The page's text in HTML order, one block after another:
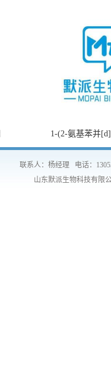
1-(2-氨基苯并
联系人：杨经理 电话：
山东默派生物科技有限